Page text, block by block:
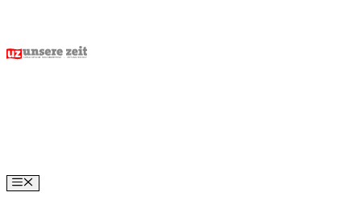
content
Menu